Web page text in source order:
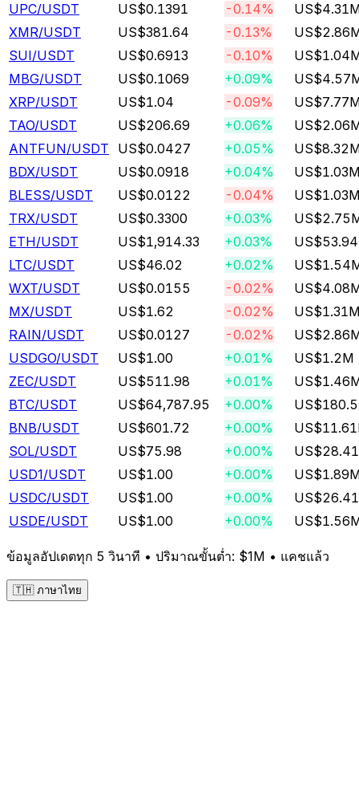
UPC/USDT US$0.1391 -0.14%
XMR/USDT US$381.64 -0.13%
SUI/USDT US$0.6913 -0.10%
MBG/USDT US$0.1069 +0.09%
XRP/USDT US$1.04 -0.09%
TAO/USDT US$206.69 +0.06%
ANTFUN/USDT US$0.0427 +0.05%
BDX/USDT US$0.0918 +0.04%
BLESS/USDT US$0.0122 -0.04%
TRX/USDT US$0.3300 +0.03%
ETH/USDT US$1,914.33 +0.03%
LTC/USDT US$46.02 +0.02%
WXT/USDT US$0.0155 -0.02%
MX/USDT US$1.62 -0.02%
RAIN/USDT US$0.0127 -0.02%
USDGO/USDT US$1.00 +0.01%
US$1.2M
ZEC/USDT US$511.98 +0.01%
BTC/USDT US$64,787.95 +0.00%
BNB/USDT US$601.72 +0.00%
SOL/USDT US$75.98 +0.00%
USD1/USDT US$1.00 +0.00%
USDC/USDT US$1.00 +0.00%
USDE/USDT US$1.00 +0.00%
ข้อมูลอัปเดตทุก 5 วินาที • ปริมาณขั้นต่ำ: $1M • แคชแล้ว
🇹🇭 ภาษาไทย